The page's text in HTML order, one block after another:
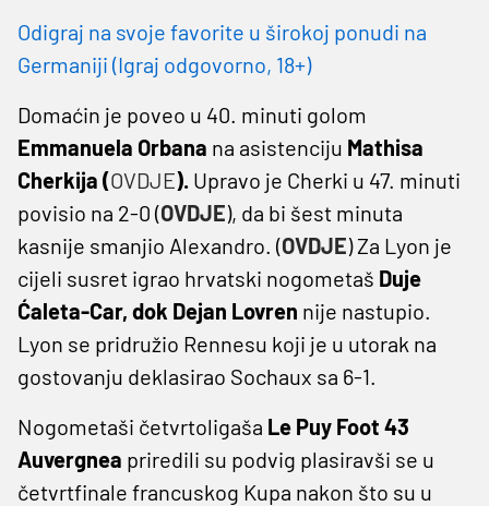
Odigraj na svoje favorite u širokoj ponudi na
Germaniji (Igraj odgovorno, 18+)
Domaćin je poveo u 40. minuti golom
Emmanuela Orbana na asistenciju Mathisa
Cherkija (OVDJE). Upravo je Cherki u 47. minuti
povisio na 2-0 (OVDJE), da bi šest minuta
kasnije smanjio Alexandro. (OVDJE) Za Lyon je
cijeli susret igrao hrvatski nogometaš Duje
Ćaleta-Car, dok Dejan Lovren nije nastupio.
Lyon se pridružio Rennesu koji je u utorak na
gostovanju deklasirao Sochaux sa 6-1.
Nogometaši četvrtoligaša Le Puy Foot 43
Auvergnea priredili su podvig plasiravši se u
četvrtfinale francuskog Kupa nakon što su u